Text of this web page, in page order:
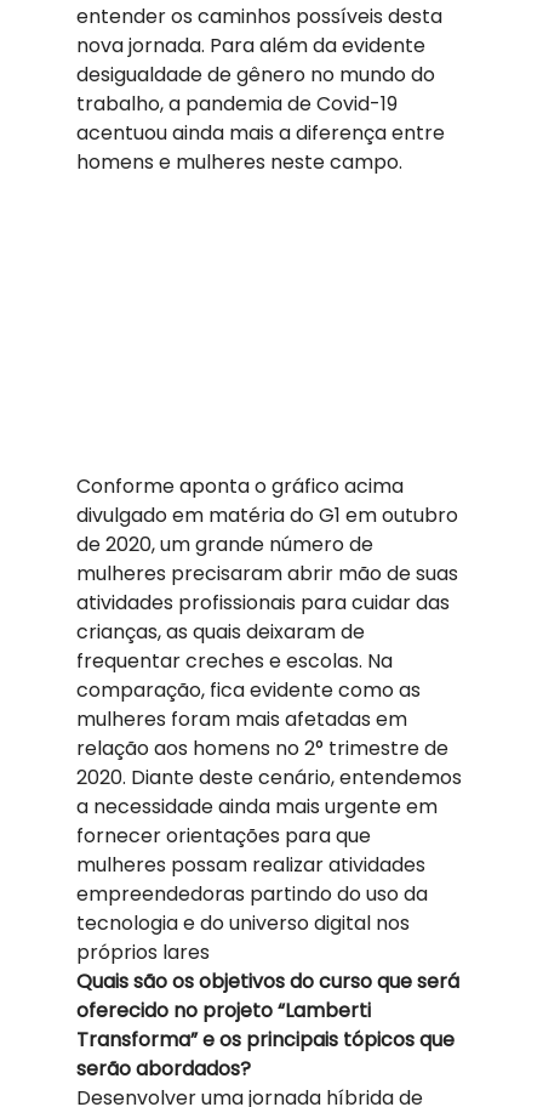
entender os caminhos possíveis desta
nova jornada. Para além da evidente
desigualdade de gênero no mundo do
trabalho, a pandemia de Covid-19
acentuou ainda mais a diferença entre
homens e mulheres neste campo.
Conforme aponta o gráfico acima
divulgado em matéria do G1 em outubro
de 2020, um grande número de
mulheres precisaram abrir mão de suas
atividades profissionais para cuidar das
crianças, as quais deixaram de
frequentar creches e escolas. Na
comparação, fica evidente como as
mulheres foram mais afetadas em
relação aos homens no 2° trimestre de
2020. Diante deste cenário, entendemos
a necessidade ainda mais urgente em
fornecer orientações para que
mulheres possam realizar atividades
empreendedoras partindo do uso da
tecnologia e do universo digital nos
próprios lares
Quais são os objetivos do curso que será
oferecido no projeto “Lamberti
Transforma” e os principais tópicos que
serão abordados?
Desenvolver uma jornada híbrida de